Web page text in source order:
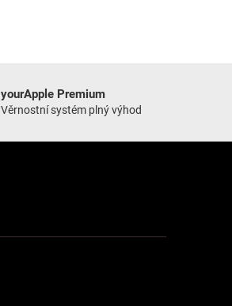
yourApple Premium
Věrnostní systém plný výhod